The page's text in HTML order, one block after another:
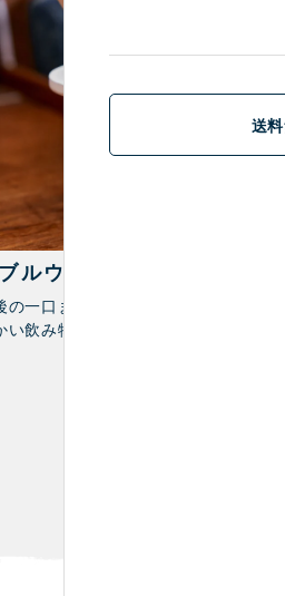
送
ルウォール真空断熱
の一口まで冷たい飲み物は冷たいまま
い飲み物は温かいまま楽しめます。